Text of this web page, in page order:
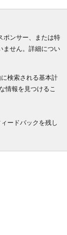
ンサー、または特
ません。詳細につい
検索される基本計
情報を見つけるこ
ードバックを残し